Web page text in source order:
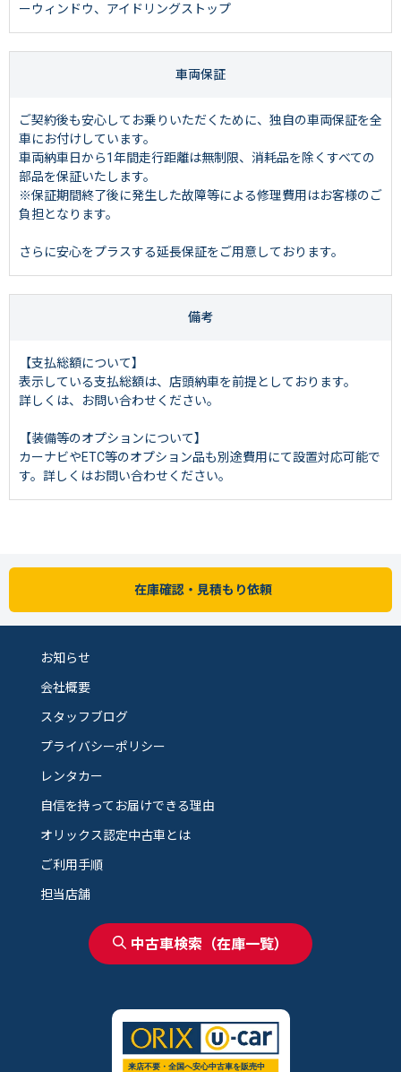
ーウィンドウ、アイドリングストップ
車両保証
ご契約後も安心してお乗りいただくために、独自の車両保証を全
車にお付けしています。
車両納車日から1年間走行距離は無制限、消耗品を除くすべての
部品を保証いたします。
※保証期間終了後に発生した故障等による修理費用はお客様のご
負担となります。
さらに安心をプラスする延長保証をご用意しております。
備考
【支払総額について】
表示している支払総額は、店頭納車を前提としております。
詳しくは、お問い合わせください。
【装備等のオプションについて】
カーナビやETC等のオプション品も別途費用にて設置対応可能で
す。詳しくはお問い合わせください。
在庫確認・見積もり依頼
お知らせ
会社概要
スタッフブログ
プライバシーポリシー
レンタカー
自信を持ってお届けできる理由
オリックス認定中古車とは
ご利用手順
担当店舗
中古車検索（在庫一覧）